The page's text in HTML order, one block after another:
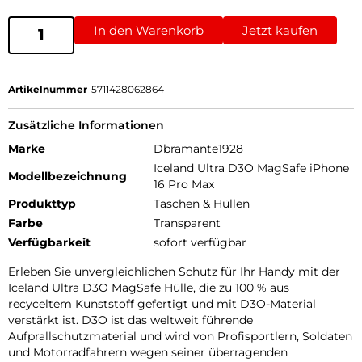
In den Warenkorb Jetzt kaufen
Artikelnummer 5711428062864
Zusätzliche Informationen
Marke
Dbramante1928
Modellbezeichnung
Iceland Ultra D3O MagSafe iPhone
16 Pro Max
Produkttyp
Taschen & Hüllen
Farbe
Transparent
Verfügbarkeit
sofort verfügbar
Erleben Sie unvergleichlichen Schutz für Ihr Handy mit der
Iceland Ultra D3O MagSafe Hülle, die zu 100 % aus
recyceltem Kunststoff gefertigt und mit D3O-Material
verstärkt ist. D3O ist das weltweit führende
Aufprallschutzmaterial und wird von Profisportlern, Soldaten
und Motorradfahrern wegen seiner überragenden